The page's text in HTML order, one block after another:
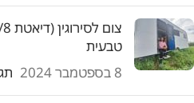
טבעית
8 בספטמבר 2024